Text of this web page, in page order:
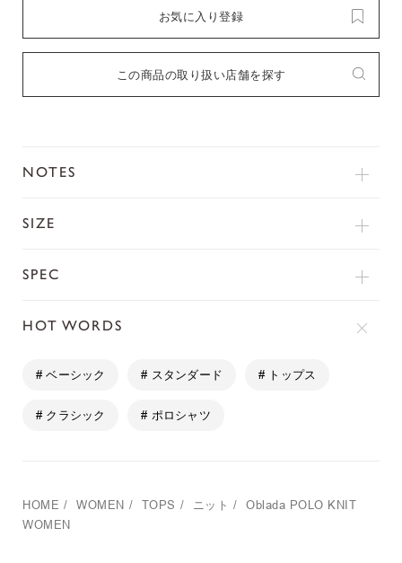
お気に入り登録
この商品の取り扱い店舗を探す
NOTES
SIZE
SPEC
HOT WORDS
# ベーシック # スタンダード # トップス
# クラシック # ポロシャツ
HOME / WOMEN / TOPS / ニット / Oblada POLO KNIT
WOMEN